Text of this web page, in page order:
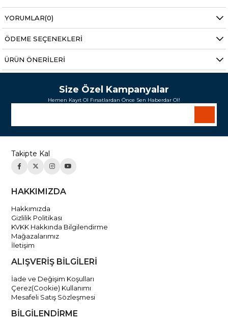
YORUMLAR(0)
ÖDEME SEÇENEKLERI
ÜRÜN ÖNERILERI
Size Özel Kampanyalar
Hemen Kayıt Ol Fırsatlardan Önce Sen Haberdar Ol!
Takipte Kal
HAKKIMIZDA
Hakkımızda
Gizlilik Politikası
KVKK Hakkında Bilgilendirme
Mağazalarımız
İletişim
ALIŞVERİŞ BİLGİLERİ
İade ve Değişim Koşulları
Çerez(Cookie) Kullanımı
Mesafeli Satış Sözleşmesi
BİLGİLENDİRME